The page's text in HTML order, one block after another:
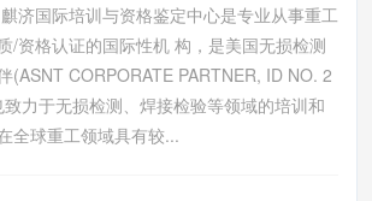
国际培训与资格鉴定中心是专业从事重工
/资格认证的国际性机 构，是美国无损检测
(ASNT CORPORATE PARTNER, ID NO. 2
力于无损检测、焊接检验等领域的培训和
全球重工领域具有较...